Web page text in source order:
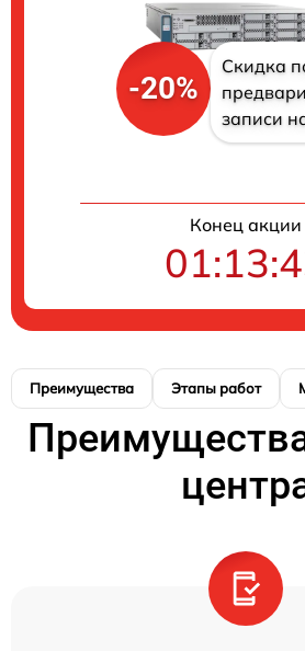
-20%
Скидка
записи
Конец акции
Преимущества Этапы работ